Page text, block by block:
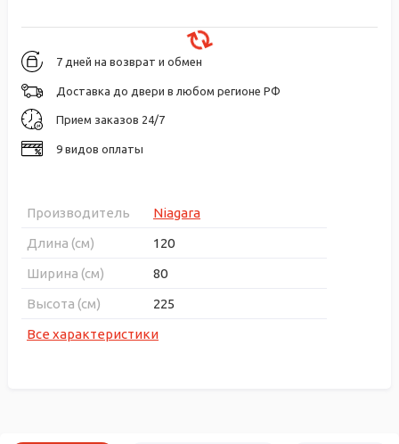
7 дней на возврат и обмен
Доставка до двери в любом регионе РФ
Прием заказов 24/7
9 видов оплаты
Производитель
Niagara
Длина (см)
120
Ширина (см)
80
Высота (см)
225
Все характеристики